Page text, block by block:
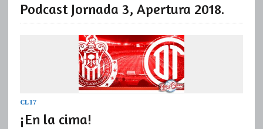
Podcast Jornada 3, Apertura 2018.
CL17
¡En la cima!